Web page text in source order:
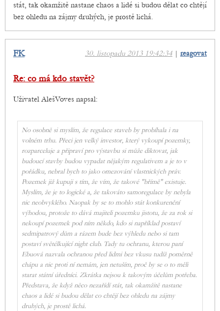
stát, tak okamžitě nastane chaos a lidé si budou dělat co chtějí
bez ohledu na zájmy druhých, je prostě lichá.
30. listopadu 2013 19:42:34 | reagovat
FK
Re: co má kdo stavět?
Uživatel AlešVoves napsal:
No osobně si myslím, že regulace staveb by probíhala i na
volném trhu. Přeci jen velký investor, který vykoupí pozemky,
rozparceluje a připraví pro výstavbu si může diktovat, jak
budoucí stavby budou vypadat nějakým regulativem a je to v
pořádku, nebral bych to jako omezování vlastnických práv.
Pozemek již kupuji s tím, že vím, že takové "břímě" existuje.
Myslím, že je to logické a, že takováto samoregulace by nebyla
nic neobvyklého. Naopak by se to mohlo stát konkurenční
výhodou, protože to dává majiteli pozemku jistotu, že za rok si
nekoupí pozemek pod ním někdo, kdo si například postaví
sedmipatrový dům a rázem bude bez výhledu nebo si tam
postaví světélkující night club. Tady tu ochranu, kterou paní
Ebuová nazvala ochranou před lidmi bez vkusu tudíž poměrně
chápu a nic proti ní nemám, jen netuším, proč by se o to měli
starat státní úředníci. Zkrátka nejsou k takovým účelům potřeba.
Představa, že když něco nezařídí stát, tak okamžitě nastane
chaos a lidé si budou dělat co chtějí bez ohledu na zájmy
druhých, je prostě lichá.